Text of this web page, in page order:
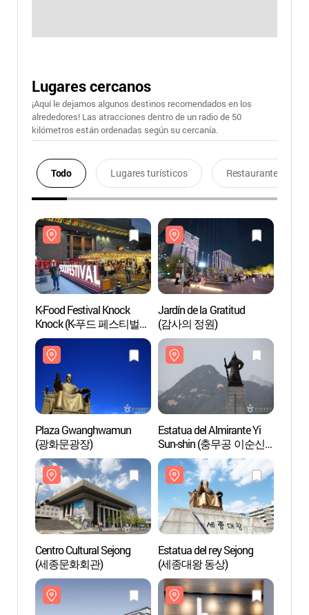
Lugares cercanos
¡Aquí le dejamos algunos destinos recomendados en los
alrededores! Las atracciones dentro de un radio de 50
kilómetros están ordenadas según su cercanía.
Todo Lugares turísticos Restaurantes
K-Food Festival Knock
Knock (K-푸드 페스티벌
넉넉)
Jardín de la Gratitud
(감사의 정원)
Plaza Gwanghwamun
(광화문광장)
Estatua del Almirante Yi
Sun-shin (충무공 이순신
동상)
Centro Cultural Sejong
(세종문화회관)
Estatua del rey Sejong
(세종대왕 동상)